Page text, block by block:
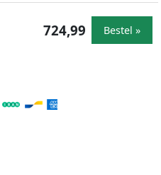
724,99 Bestel »